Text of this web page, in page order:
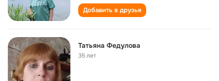
Добавить в друзья
Татьяна Федулова
35 лет